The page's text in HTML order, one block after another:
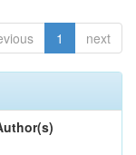
1 next